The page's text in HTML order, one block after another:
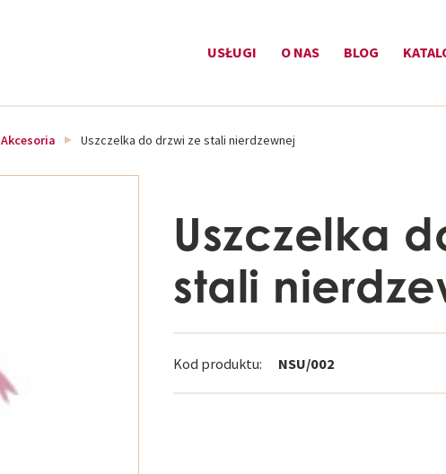
USŁUGI O NAS BLOG
Akcesoria Uszczelka do drzwi ze stali nierdzewnej
Uszczelka
stali
Kod produktu: NSU/002